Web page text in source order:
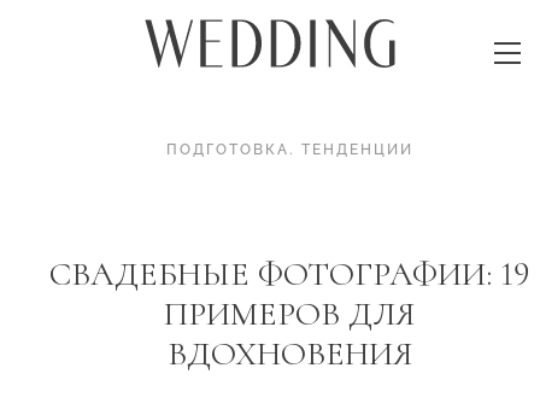
ПОДГОТОВКА. ТЕНДЕНЦИИ
СВАДЕБНЫЕ ФОТОГРАФИИ: 19
ПРИМЕРОВ ДЛЯ
ВДОХНОВЕНИЯ